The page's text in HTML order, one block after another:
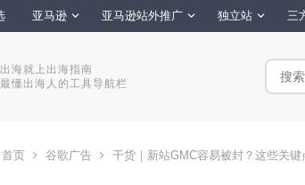
亚马逊 亚马逊站外推广 独立站 三
出海就上出海指南
最懂出海人的工具导航栏
首页 谷歌广告 干货｜新站GMC容易被封？这些关键